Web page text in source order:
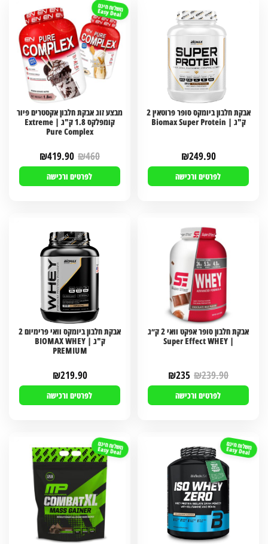
אבקת חלבון ביומקס סופר פרוטאין 2
ק"ג | Biomax Super Protein
₪249.90
לפרטים ורכישה
משלוח חינם
Easy Deal
מבצע זוג אבקת חלבון אקסטרים פיור
קומפלקס 1.8 ק"ג | Extreme
Pure Complex
₪460
₪419.90
לפרטים ורכישה
אבקת חלבון סופר אפקט וואי 2 ק״ג
| Super Effect WHEY
₪239.90
₪235
לפרטים ורכישה
אבקת חלבון ביומקס וואי פרימיום 2
ק"ג | BIOMAX WHEY
PREMIUM
₪219.90
לפרטים ורכישה
משלוח חינם
Easy Deal משלוח חינם
Easy Deal